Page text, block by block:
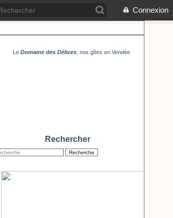
Connexion
Le Domaine des Délices, nos gîtes en Vendée
Rechercher